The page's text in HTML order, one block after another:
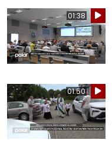
01:38
01:50